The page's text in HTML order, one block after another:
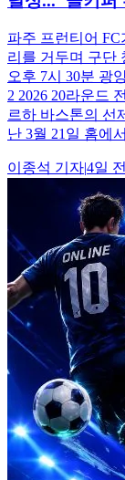
파주 프런티어
리를 거두며 구단
오후 7시 30분 광
2 2026 20라운드
르하 바스톤의 선
난 3월 21일 홈에
이종석 기자|4일 전